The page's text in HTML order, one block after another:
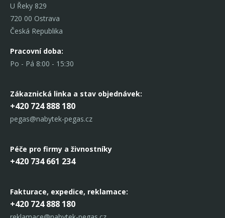
U Řeky 829
720 00 Ostrava
Česká Republika
Pracovní doba:
Po - Pá 8:00 - 15:30
Zákaznická linka a stav objednávek:
+420 724 888 180
pegas@nabytek-pegas.cz
Péče pro firmy a živnostníky
+420 734 661 234
Fakturace, expedice, reklamace:
+420 724 888 180